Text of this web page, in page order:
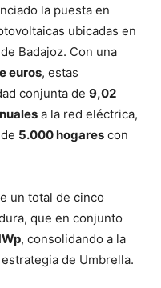
la puesta en
ubicadas en
Badajoz. Con una
euros, estas
conjunta de 9,02
a la red eléctrica,
5.000 hogares con
un total de cinco
que en conjunto
, consolidando a la
de Umbrella.